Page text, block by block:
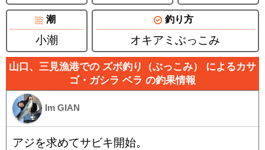
潮
小潮
釣り方
オキアミぶっこみ
山口、三見漁港での ズボ釣り（ぶっこみ） によるカサ
ゴ・ガシラ ベラ の釣果情報
Im GIAN
アジを求めてサビキ開始。